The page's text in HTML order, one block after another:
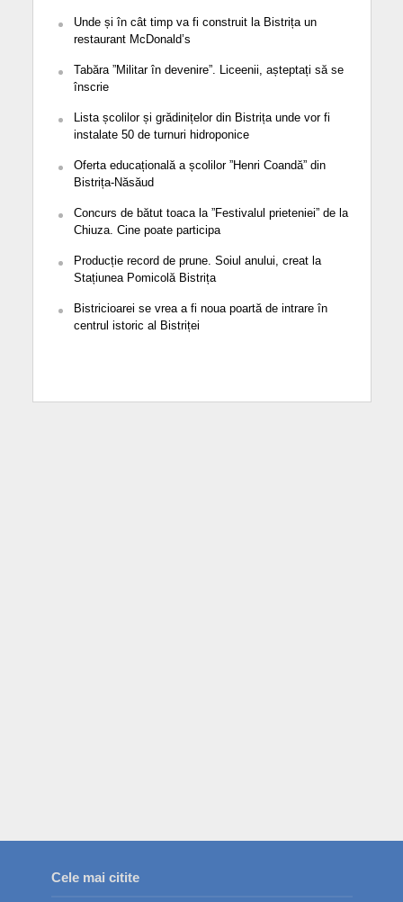
Unde și în cât timp va fi construit la Bistrița un
restaurant McDonald’s
Tabăra ”Militar în devenire”. Liceenii, așteptați să se
înscrie
Lista școlilor și grădinițelor din Bistrița unde vor fi
instalate 50 de turnuri hidroponice
Oferta educațională a școlilor ”Henri Coandă” din
Bistrița-Năsăud
Concurs de bătut toaca la ”Festivalul prieteniei” de la
Chiuza. Cine poate participa
Producție record de prune. Soiul anului, creat la
Stațiunea Pomicolă Bistrița
Bistricioarei se vrea a fi noua poartă de intrare în
centrul istoric al Bistriței
Cele mai citite